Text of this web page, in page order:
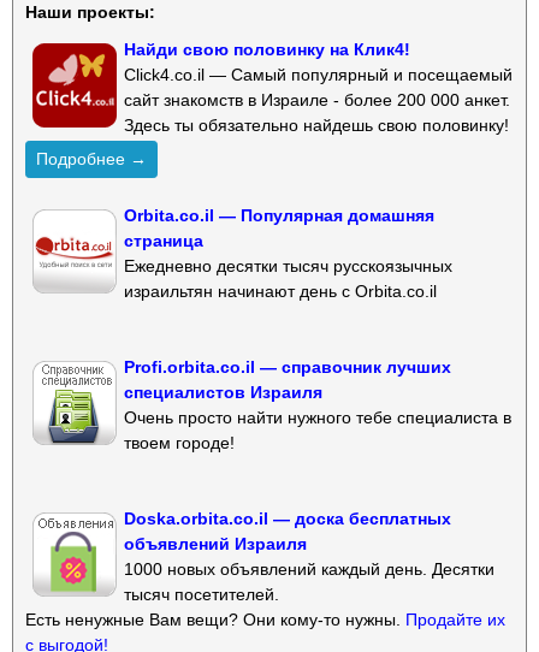
Наши проекты:
Найди свою половинку на Клик4!
Click4.co.il — Самый популярный и посещаемый
сайт знакомств в Израиле - более 200 000 анкет.
Здесь ты обязательно найдешь свою половинку!
Подробнее →
Orbita.co.il — Популярная домашняя
страница
Ежедневно десятки тысяч русскоязычных
израильтян начинают день с Orbita.co.il
Profi.orbita.co.il — справочник лучших
специалистов Израиля
Очень просто найти нужного тебе специалиста в
твоем городе!
Doska.orbita.co.il — доска бесплатных
объявлений Израиля
1000 новых объявлений каждый день. Десятки
тысяч посетителей.
Есть ненужные Вам вещи? Они кому-то нужны. Продайте их
с выгодой!